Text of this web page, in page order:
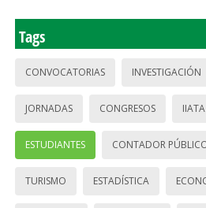
Tags
CONVOCATORIAS INVESTIGACIÓN
JORNADAS CONGRESOS IIATA
ESTUDIANTES CONTADOR
TURISMO ESTADÍSTICA